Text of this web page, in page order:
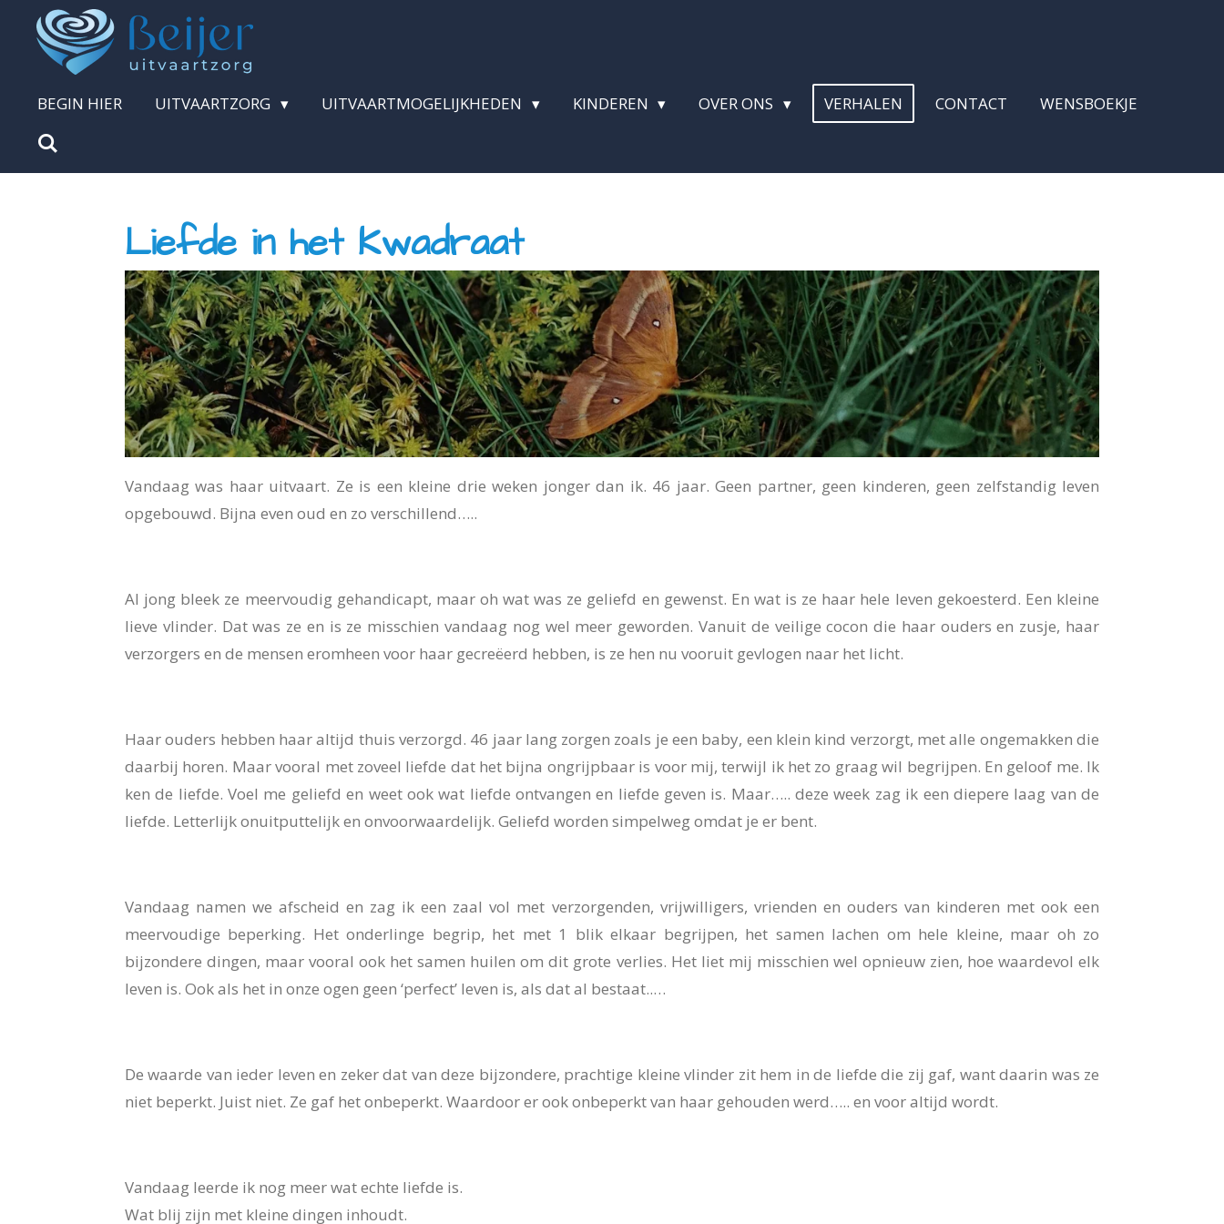
direct
hoofdinhoud
BEGIN HIER UITVAARTZORG UITVAARTMOGELIJKHEDEN KINDEREN OVER ONS VERHALEN CONTACT WENSBOEKJE
Liefde in het Kwadraat
Vandaag was haar uitvaart. Ze is een kleine drie weken jonger dan ik. 46 jaar. Geen partner, geen kinderen, geen zelfstandig leven
opgebouwd. Bijna even oud en zo verschillend…..
Al jong bleek ze meervoudig gehandicapt, maar oh wat was ze geliefd en gewenst. En wat is ze haar hele leven gekoesterd. Een kleine
lieve vlinder. Dat was ze en is ze misschien vandaag nog wel meer geworden. Vanuit de veilige cocon die haar ouders en zusje, haar
verzorgers en de mensen eromheen voor haar gecreëerd hebben, is ze hen nu vooruit gevlogen naar het licht.
Haar ouders hebben haar altijd thuis verzorgd. 46 jaar lang zorgen zoals je een baby, een klein kind verzorgt, met alle ongemakken die
daarbij horen. Maar vooral met zoveel liefde dat het bijna ongrijpbaar is voor mij, terwijl ik het zo graag wil begrijpen. En geloof me. Ik
ken de liefde. Voel me geliefd en weet ook wat liefde ontvangen en liefde geven is. Maar….. deze week zag ik een diepere laag van de
liefde. Letterlijk onuitputtelijk en onvoorwaardelijk. Geliefd worden simpelweg omdat je er bent.
Vandaag namen we afscheid en zag ik een zaal vol met verzorgenden, vrijwilligers, vrienden en ouders van kinderen met ook een
meervoudige beperking. Het onderlinge begrip, het met 1 blik elkaar begrijpen, het samen lachen om hele kleine, maar oh zo
bijzondere dingen, maar vooral ook het samen huilen om dit grote verlies. Het liet mij misschien wel opnieuw zien, hoe waardevol elk
leven is. Ook als het in onze ogen geen ‘perfect’ leven is, als dat al bestaat..…
De waarde van ieder leven en zeker dat van deze bijzondere, prachtige kleine vlinder zit hem in de liefde die zij gaf, want daarin was ze
niet beperkt. Juist niet. Ze gaf het onbeperkt. Waardoor er ook onbeperkt van haar gehouden werd….. en voor altijd wordt.
Vandaag leerde ik nog meer wat echte liefde is.
Wat blij zijn met kleine dingen inhoudt.